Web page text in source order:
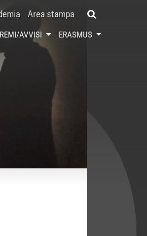
Area stampa
AVVISI ERASMUS